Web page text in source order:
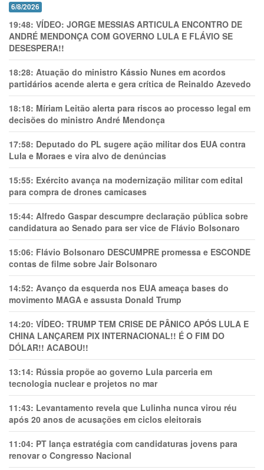
6/8/2026
19:48: VÍDEO: JORGE MESSIAS ARTICULA ENCONTRO DE
ANDRÉ MENDONÇA COM GOVERNO LULA E FLÁVIO SE
DESESPERA!!
18:28: Atuação do ministro Kássio Nunes em acordos
partidários acende alerta e gera crítica de Reinaldo Azevedo
18:18: Míriam Leitão alerta para riscos ao processo legal em
decisões do ministro André Mendonça
17:58: Deputado do PL sugere ação militar dos EUA contra
Lula e Moraes e vira alvo de denúncias
15:55: Exército avança na modernização militar com edital
para compra de drones camicases
15:44: Alfredo Gaspar descumpre declaração pública sobre
candidatura ao Senado para ser vice de Flávio Bolsonaro
15:06: Flávio Bolsonaro DESCUMPRE promessa e ESCONDE
contas de filme sobre Jair Bolsonaro
14:52: Avanço da esquerda nos EUA ameaça bases do
movimento MAGA e assusta Donald Trump
14:20: VÍDEO: TRUMP TEM CRlSE DE PÂNlCO APÓS LULA E
CHINA LANÇAREM PIX INTERNACIONAL!! É O FIM DO
DÓLAR!! ACABOU!!
13:14: Rússia propõe ao governo Lula parceria em
tecnologia nuclear e projetos no mar
11:43: Levantamento revela que Lulinha nunca virou réu
após 20 anos de acusações em ciclos eleitorais
11:04: PT lança estratégia com candidaturas jovens para
renovar o Congresso Nacional